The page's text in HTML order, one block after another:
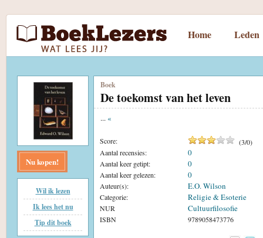
Home Leden
Nu kopen!
Wil ik lezen
Ik lees het nu
Tip dit boek
Boek
De toekomst van het leven
... «
Score: (3/0)
Aantal recensies:
0
Aantal keer getipt: 0
Aantal keer gelezen: 0
Auteur(s): E.O. Wilson
Categorie: Religie & Esoterie
NUR Cultuurfilosofie
ISBN 9789058473776